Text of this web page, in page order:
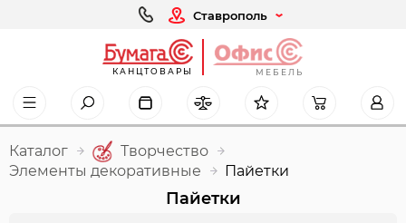
Ставрополь
КАНЦТОВАРЫ МЕБЕЛЬ
Каталог
Творчество
Элементы декоративные
Пайетки
Пайетки